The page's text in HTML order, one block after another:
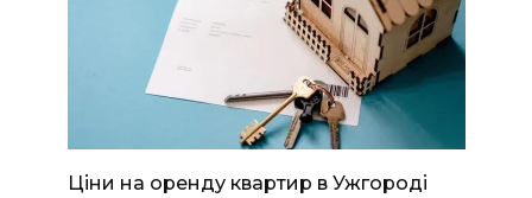
Ціни на оренду квартир в Ужгороді